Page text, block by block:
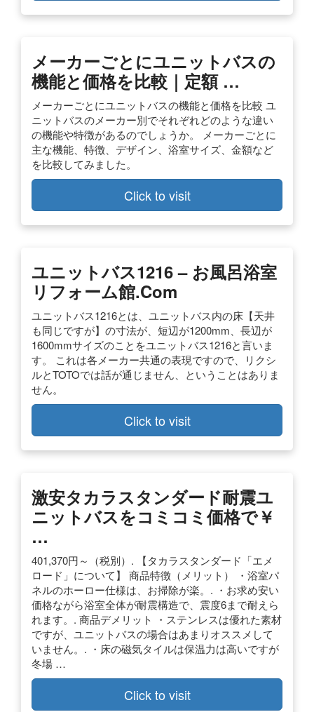
メーカーごとにユニットバスの
機能と価格を比較｜定額 …
メーカーごとにユニットバスの機能と価格を比較 ユ
ニットバスのメーカー別でそれぞれどのような違い
の機能や特徴があるのでしょうか。 メーカーごとに
主な機能、特徴、デザイン、浴室サイズ、金額など
を比較してみました。
Click to visit
ユニットバス1216 – お風呂浴室
リフォーム館.com
ユニットバス1216とは、ユニットバス内の床【天井
も同じですが】の寸法が、短辺が1200mm、長辺が
1600mmサイズのことをユニットバス1216と言いま
す。 これは各メーカー共通の表現ですので、リクシ
ルとTOTOでは話が通じません、ということはありま
せん。
Click to visit
激安タカラスタンダード耐震ユ
ニットバスをコミコミ価格で￥
…
401,370円～（税別）. 【タカラスタンダード「エメ
ロード」について】 商品特徴（メリット） ・浴室パ
ネルのホーロー仕様は、お掃除が楽。. ・お求め安い
価格ながら浴室全体が耐震構造で、震度6まで耐えら
れます。. 商品デメリット ・ステンレスは優れた素材
ですが、ユニットバスの場合はあまりオススメして
いません。. ・床の磁気タイルは保温力は高いですが
冬場 …
Click to visit